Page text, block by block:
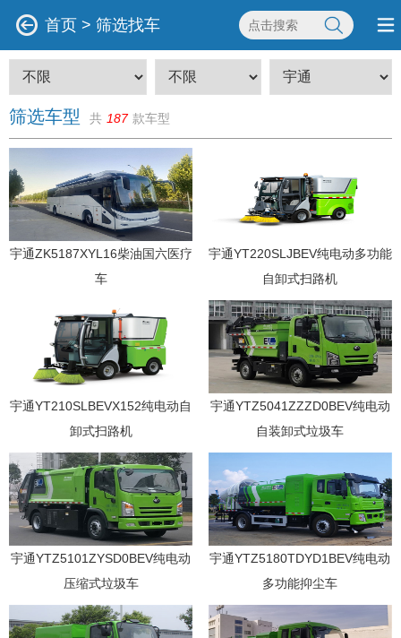
首页 > 筛选找车
筛选车型 共 187 款车型
宇通ZK5187XYL16柴油国六医疗
车
宇通YT220SLJBEV纯电动多功能
自卸式扫路机
宇通YT210SLBEVX152纯电动自
卸式扫路机
宇通YTZ5041ZZZD0BEV纯电动
自装卸式垃圾车
宇通YTZ5101ZYSD0BEV纯电动
压缩式垃圾车
宇通YTZ5180TDYD1BEV纯电动
多功能抑尘车